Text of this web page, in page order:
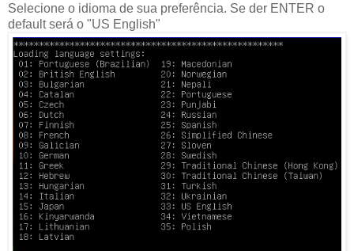
Selecione o idioma de sua preferência. Se der ENTER o
default será o "US English"